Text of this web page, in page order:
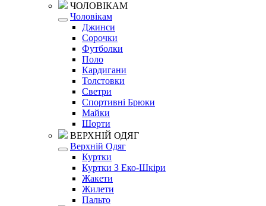
ЧОЛОВІКАМ
Чоловікам
Джинси
Сорочки
Футболки
Поло
Кардигани
Толстовки
Светри
Спортивні Брюки
Майки
Шорти
ВЕРХНІЙ ОДЯГ
Верхній Одяг
Куртки
Куртки З Еко-Шкіри
Жакети
Жилети
Пальто